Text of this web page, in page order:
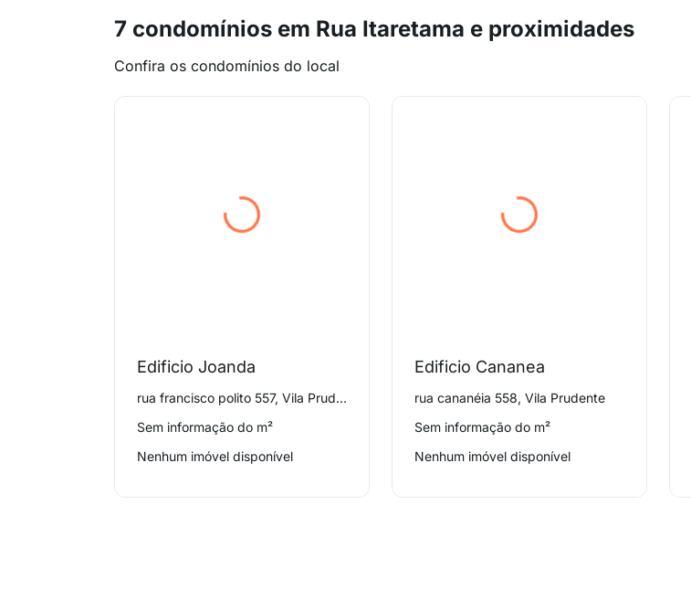
7 condomínios em Rua Itaretama e proximidades
Confira os condomínios do local
Edificio Joanda
rua francisco polito 557, Vila Prudente
Sem informação do m²
Nenhum imóvel disponível
Edificio Cananea
rua cananéia 558, Vila Prudente
Sem informação do m²
Nenhum imóvel disponível